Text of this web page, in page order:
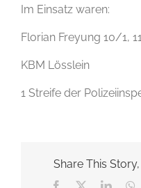
Im Einsatz waren:
Florian Freyung 10/1,
KBM Lösslein
1 Streife der
Share This
Facebook